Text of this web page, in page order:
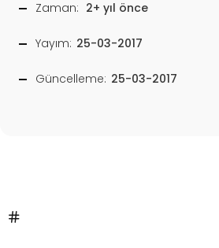
Zaman: 2+ yıl önce
Yayım: 25-03-2017
Güncelleme: 25-03-2017